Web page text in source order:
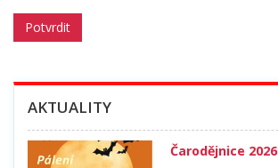
Potvrdit
AKTUALITY
Čarodějnice 2026